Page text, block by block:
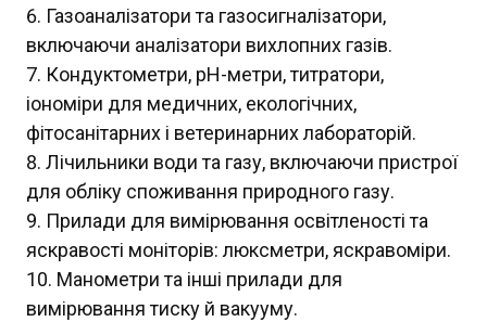
Газоаналізатори та газосигналізатори,
включаючи аналізатори вихлопних газів.
Кондуктометри, pH-метри, титратори,
іономіри для медичних, екологічних,
фітосанітарних і ветеринарних лабораторій.
Лічильники води та газу, включаючи пристрої
для обліку споживання природного газу.
Прилади для вимірювання освітленості та
яскравості моніторів: люксметри, яскравоміри.
Манометри та інші прилади для
вимірювання тиску й вакууму.